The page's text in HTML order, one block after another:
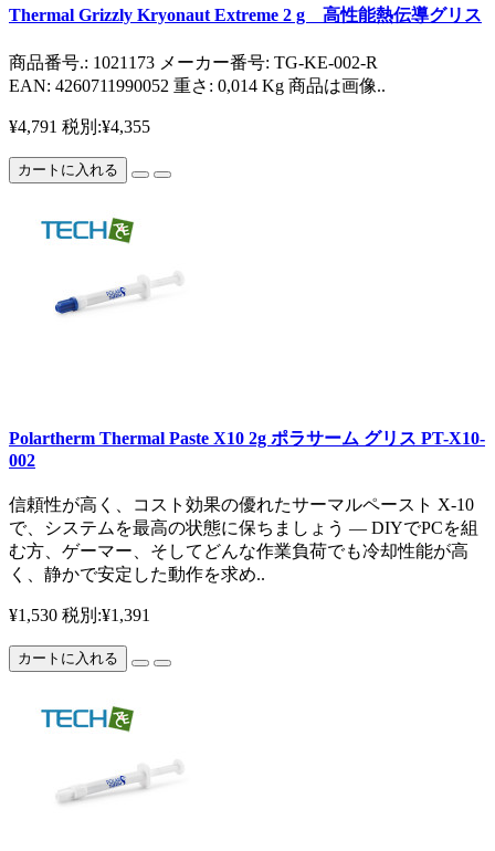
Thermal Grizzly Kryonaut Extreme 2 g 高性能熱伝導グリス
商品番号.: 1021173 メーカー番号: TG-KE-002-R
EAN: 4260711990052 重さ: 0,014 Kg 商品は画像..
¥4,791 税別:¥4,355
カートに入れる
Polartherm Thermal Paste X10 2g ポラサーム グリス PT-X10-
002
信頼性が高く、コスト効果の優れたサーマルペースト X-10
で、システムを最高の状態に保ちましょう — DIYでPCを組
む方、ゲーマー、そしてどんな作業負荷でも冷却性能が高
く、静かで安定した動作を求め..
¥1,530 税別:¥1,391
カートに入れる